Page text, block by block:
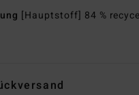
[Hauptstoff] 84 %